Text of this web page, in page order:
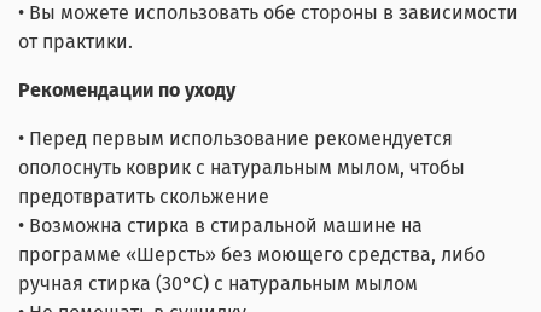
• Вы можете использовать обе стороны в зависимости
от практики.
Рекомендации по уходу
• Перед первым использование рекомендуется
ополоснуть коврик с натуральным мылом, чтобы
предотвратить скольжение
• Возможна стирка в стиральной машине на
программе «Шерсть» без моющего средства, либо
ручная стирка (30°С) с натуральным мылом